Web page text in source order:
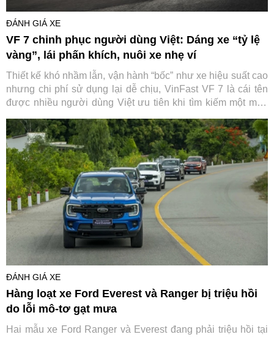
ĐÁNH GIÁ XE
VF 7 chinh phục người dùng Việt: Dáng xe “tỷ lệ
vàng”, lái phấn khích, nuôi xe nhẹ ví
Thiết kế khó nhầm lẫn, vận hành “bốc” như xe hiệu suất cao
nhưng chi phí sử dụng lại dễ chịu, VinFast VF 7 là cái tên
được nhiều người dùng Việt ưu tiên khi tìm kiếm một mẫu
ĐÁNH GIÁ XE
Hàng loạt xe Ford Everest và Ranger bị triệu hồi
do lỗi mô-tơ gạt mưa
Hai mẫu xe Ford Ranger và Everest đang phải triệu hồi tại